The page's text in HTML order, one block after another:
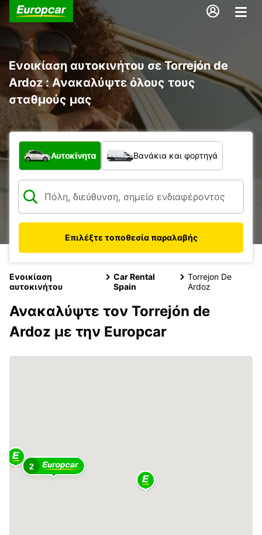
Ενοικίαση αυτοκινήτου σε Torrejón de
Ardoz : Ανακαλύψτε όλους τους
σταθμούς μας
Τι τύπος οχήματος;
Αυτοκίνητα Βανάκια και φορτηγά
Επιλέξτε τοποθεσία παραλαβής
Ενοικίαση
αυτοκινήτου
Car Rental
Spain
Torrejon De
Ardoz
Ανακαλύψτε τον Torrejón de
Ardoz με την Europcar
2